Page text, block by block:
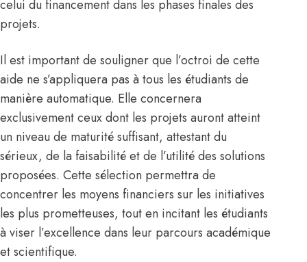
celui du financement dans les phases finales des
projets.
Il est important de souligner que l’octroi de cette
aide ne s’appliquera pas à tous les étudiants de
manière automatique. Elle concernera
exclusivement ceux dont les projets auront atteint
un niveau de maturité suffisant, attestant du
sérieux, de la faisabilité et de l’utilité des solutions
proposées. Cette sélection permettra de
concentrer les moyens financiers sur les initiatives
les plus prometteuses, tout en incitant les étudiants
à viser l’excellence dans leur parcours académique
et scientifique.